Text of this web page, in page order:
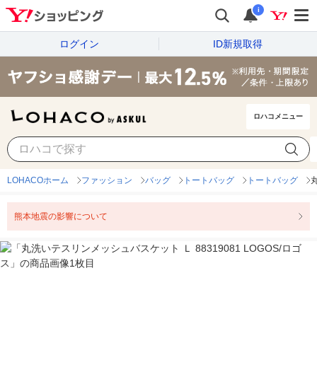
i
ログイン ID新規取得
ロハコメニュー
LOHACOホーム ファッション バッグ トートバッグ トートバッグ
熊本地震の影響について